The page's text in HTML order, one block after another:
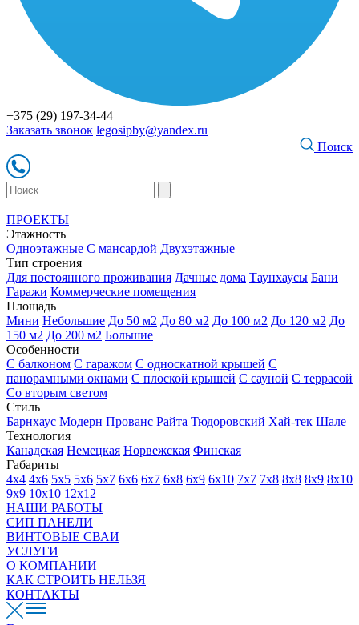
+375 (29) 197-34-44
Заказать звонок legosipby@yandex.ru
Поиск
ПРОЕКТЫ
Этажность
Одноэтажные С мансардой Двухэтажные
Тип строения
Для постоянного проживания Дачные дома Таунхаусы Бани
Гаражи Коммерческие помещения
Площадь
Мини Небольшие До 50 м2 До 80 м2 До 100 м2 До 120 м2 До
150 м2 До 200 м2 Большие
Особенности
С балконом С гаражом С односкатной крышей С
панорамными окнами С плоской крышей С сауной С террасой
Со вторым светом
Стиль
Барнхаус Модерн Прованс Райта Тюдоровский Хай-тек Шале
Технология
Канадская Немецкая Норвежская Финская
Габариты
4х4 4х6 5х5 5х6 5х7 6х6 6х7 6х8 6х9 6х10 7х7 7х8 8х8 8х9 8х10
9х9 10х10 12х12
НАШИ РАБОТЫ
СИП ПАНЕЛИ
ВИНТОВЫЕ СВАИ
УСЛУГИ
О КОМПАНИИ
КАК СТРОИТЬ НЕЛЬЗЯ
КОНТАКТЫ